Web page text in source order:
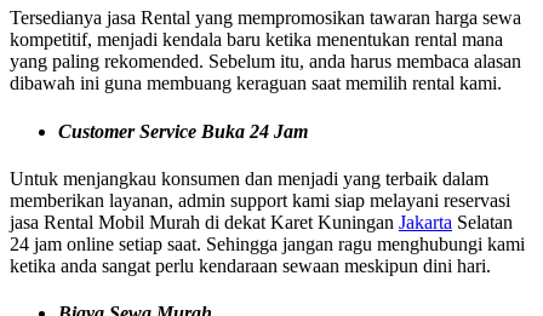
Tersedianya jasa Rental yang mempromosikan tawaran harga sewa
kompetitif, menjadi kendala baru ketika menentukan rental mana
yang paling rekomended. Sebelum itu, anda harus membaca alasan
dibawah ini guna membuang keraguan saat memilih rental kami.
Customer Service Buka 24 Jam
Untuk menjangkau konsumen dan menjadi yang terbaik dalam
memberikan layanan, admin support kami siap melayani reservasi
jasa Rental Mobil Murah di dekat Karet Kuningan Jakarta Selatan
24 jam online setiap saat. Sehingga jangan ragu menghubungi kami
ketika anda sangat perlu kendaraan sewaan meskipun dini hari.